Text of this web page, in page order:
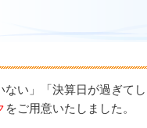
い」「決算日が過ぎてし
をご用意いたしました。